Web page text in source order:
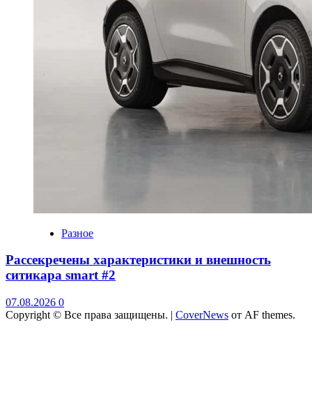
Разное
Рассекречены характеристики и внешность
ситикара smart #2
07.08.2026 0
Copyright © Все права защищены. | CoverNews от AF themes.